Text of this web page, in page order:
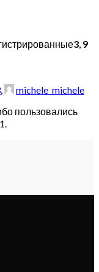
3, 9
,
michele_michele
пользовались